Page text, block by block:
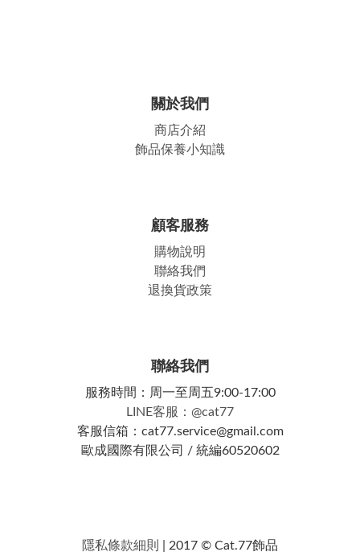
關於我們
商店介紹
飾品保養小知識
顧客服務
購物說明
聯絡我們
退換貨政策
聯絡我們
服務時間：周一至周五9:00-17:00
LINE客服：@cat77
客服信箱：cat77.service@gmail.com
歐成國際有限公司 / 統編60520602
隱私條款細則 | 2017 © Cat.77飾品